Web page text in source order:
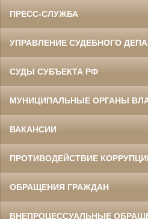
ПРЕСС-СЛУЖБА
УПРАВЛЕНИЕ СУДЕБНОГО
СУДЫ СУБЪЕКТА РФ
МУНИЦИПАЛЬНЫЕ ОРГАНЫ
ВАКАНСИИ
ПРОТИВОДЕЙСТВИЕ
ОБРАЩЕНИЯ ГРАЖДАН
ВНЕПРОЦЕССУАЛЬНЫЕ